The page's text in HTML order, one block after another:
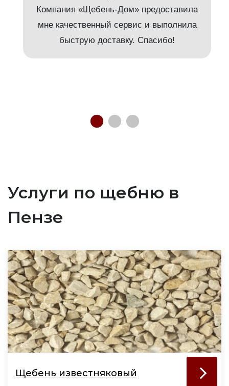
Компания «Щебень-Дом» предоставила
мне качественный сервис и выполнила
быструю доставку. Спасибо!
Услуги по щебню в
Пензе
Щебень известняковый